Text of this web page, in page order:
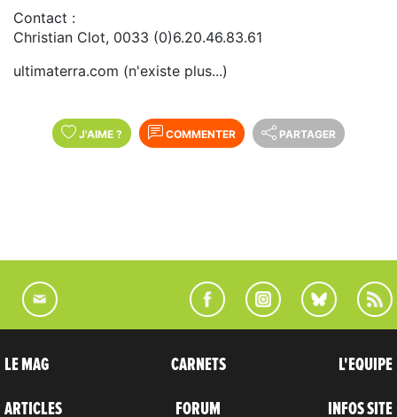
Contact :
Christian Clot, 0033 (0)6.20.46.83.61
ultimaterra.com (n'existe plus...)
J'AIME ? COMMENTER PARTAGER
LE MAG
ARTICLES
CARNETS
FORUM
L'EQUIPE
INFOS SITE